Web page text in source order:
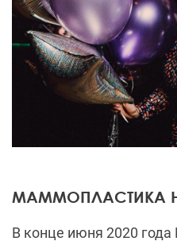
МАММОПЛАСТИКА
В конце июня 2020